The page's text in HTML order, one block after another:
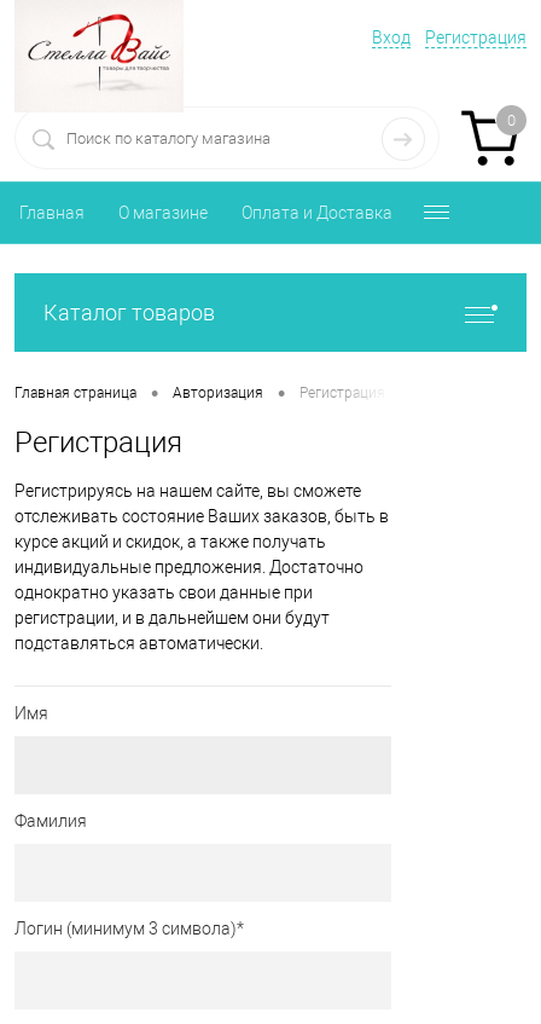
Вход Регистрация
0
Главная О магазине Оплата и Доставка
Каталог товаров
Главная страница • Авторизация • Регистрация
Регистрация
Регистрируясь на нашем сайте, вы сможете
отслеживать состояние Ваших заказов, быть в
курсе акций и скидок, а также получать
индивидуальные предложения. Достаточно
однократно указать свои данные при
регистрации, и в дальнейшем они будут
подставляться автоматически.
Имя
Фамилия
Логин (минимум 3 символа)*